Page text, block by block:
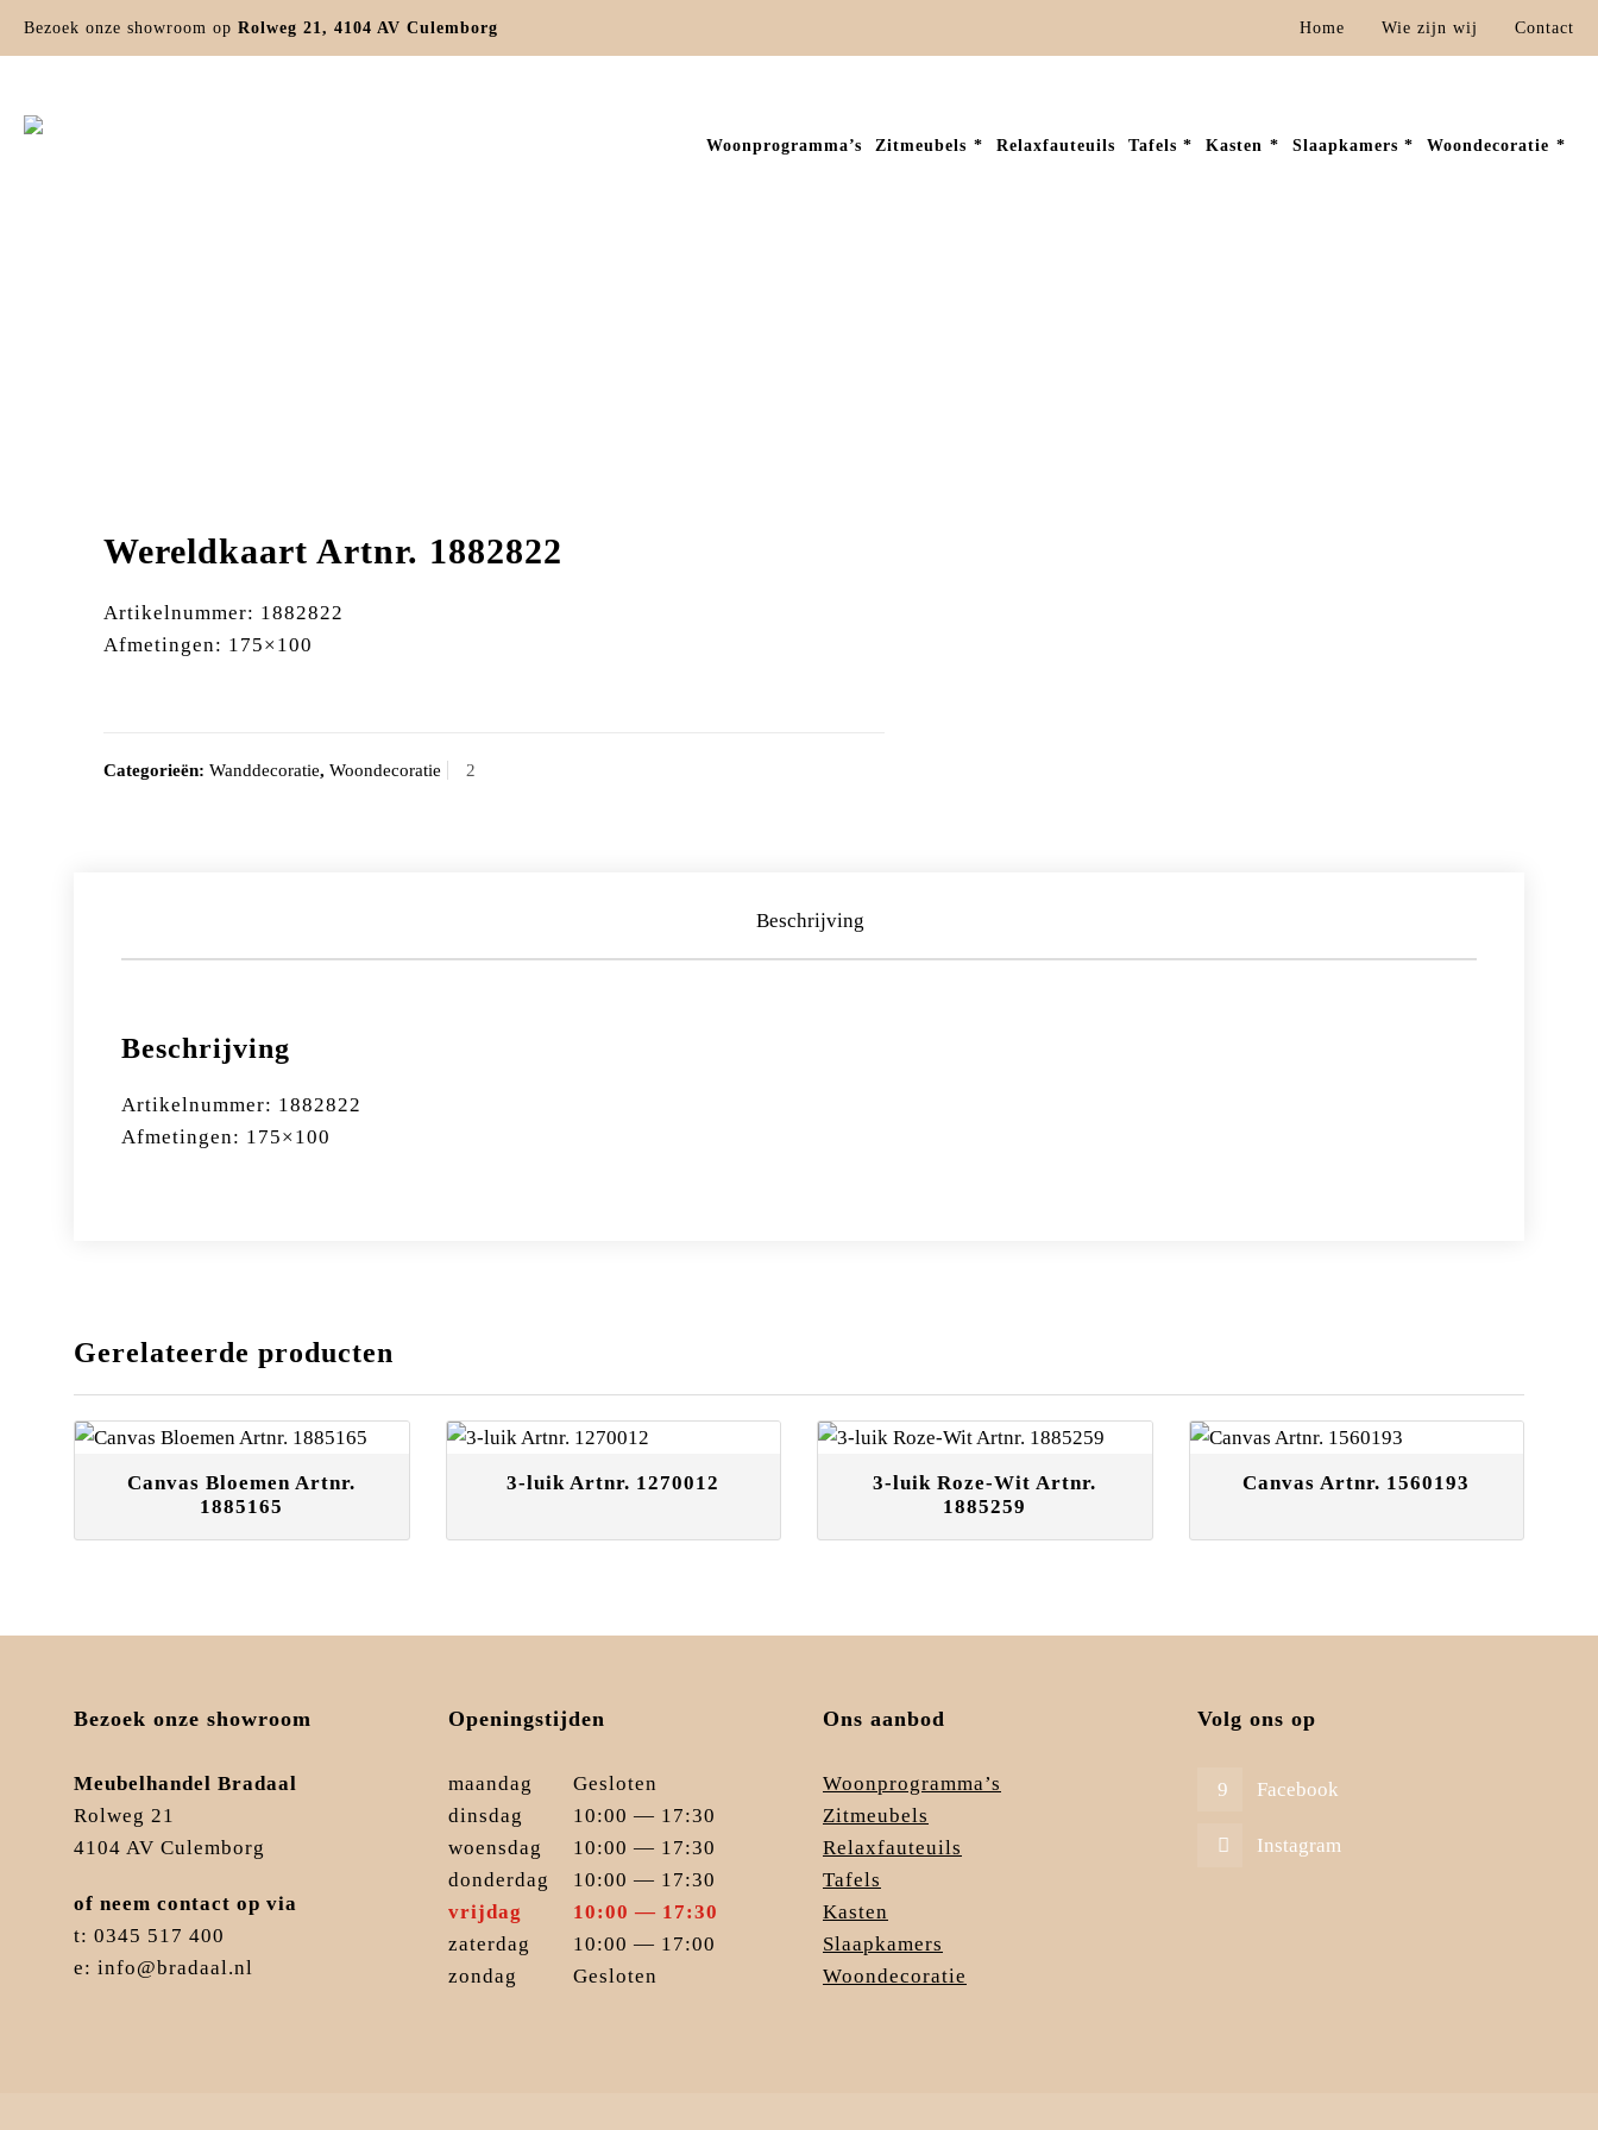
Bezoek onze showroom op Rolweg 21, 4104 AV Culemborg Home Wie zijn wij Contact
Woonprogramma’s Zitmeubels Relaxfauteuils Tafels Kasten Slaapkamers Woondecoratie
Wereldkaart Artnr. 1882822
Artikelnummer: 1882822
Afmetingen: 175×100
Categorieën: Wanddecoratie, Woondecoratie
Beschrijving
Beschrijving
Artikelnummer: 1882822
Afmetingen: 175×100
Gerelateerde producten
Canvas Bloemen Artnr.
1885165
3-luik Artnr. 1270012
3-luik Roze-Wit Artnr.
1885259
Canvas Artnr. 1560193
Bezoek onze showroom
Meubelhandel Bradaal
Rolweg 21
4104 AV Culemborg
of neem contact op via
t: 0345 517 400
e: info@bradaal.nl
Openingstijden
maandag
Gesloten
dinsdag
10:00 — 17:30
woensdag
10:00 — 17:30
donderdag
10:00 — 17:30
vrijdag
10:00 — 17:30
zaterdag
10:00 — 17:00
zondag
Gesloten
Ons aanbod
Woonprogramma’s
Zitmeubels
Relaxfauteuils
Tafels
Kasten
Slaapkamers
Woondecoratie
Volg ons op
Facebook
Instagram